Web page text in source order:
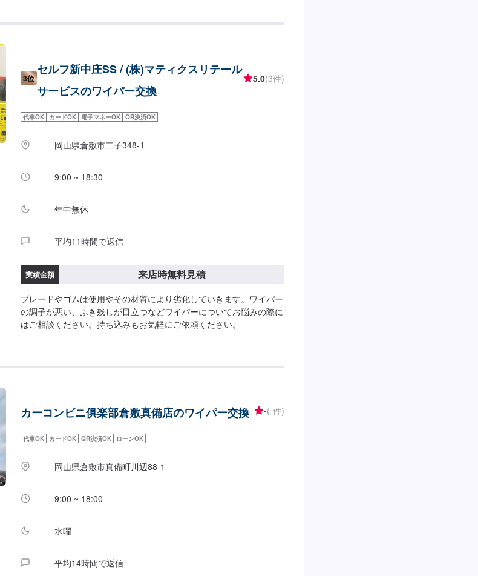
3位
セルフ新中庄SS / (株)マティクスリテール
サービスのワイパー交換
5.0(3件)
代車OK カードOK 電子マネーOK QR決済OK
岡山県倉敷市二子348-1
9:00 ~ 18:30
年中無休
平均11時間で返信
実績金額 来店時無料見積
ブレードやゴムは使用やその材質により劣化していきます。ワイパー
の調子が悪い、ふき残しが目立つなどワイパーについてお悩みの際に
はご相談ください。持ち込みもお気軽にご依頼ください。
カーコンビニ俱楽部倉敷真備店のワイパー交換 -(-件)
代車OK カードOK QR決済OK ローンOK
岡山県倉敷市真備町川辺88-1
9:00 ~ 18:00
水曜
平均14時間で返信